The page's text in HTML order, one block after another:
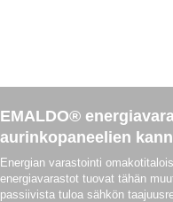
EMALDO®
aurinkopaneelien
Energian varastointi
energiavarastot tuovat tähän
passiivista tuloa sähkön